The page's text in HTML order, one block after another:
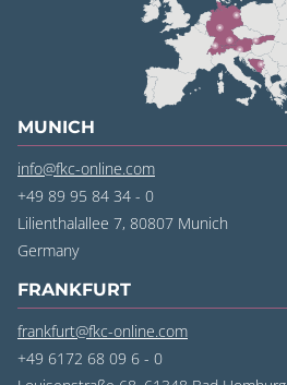
MUNICH
info@fkc-online.com
+49 89 95 84 34 - 0
Lilienthalallee 7, 80807 Munich
Germany
FRANKFURT
frankfurt@fkc-online.com
+49 6172 68 09 6 - 0